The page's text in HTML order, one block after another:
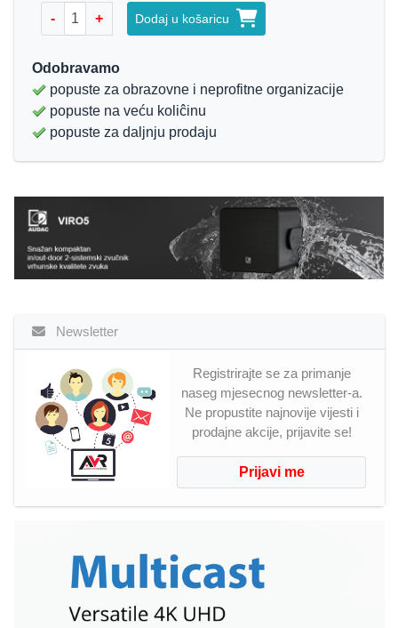
- + Dodaj u košaricu
Odobravamo
popuste za obrazovne i neprofitne organizacije
popuste na veću koliĉinu
popuste za daljnju prodaju
Newsletter
Registrirajte se za primanje
naseg mjesecnog newsletter-a.
Ne propustite najnovije vijesti i
prodajne akcije, prijavite se!
Prijavi me